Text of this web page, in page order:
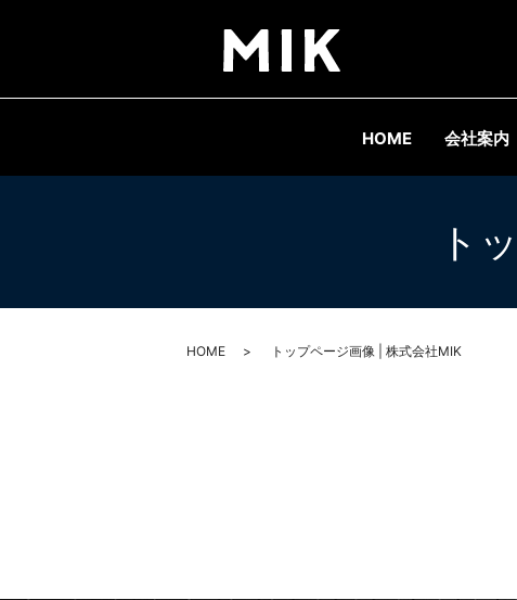
HOME 会社案内
ト
HOME トップページ画像 | 株式会社MIK